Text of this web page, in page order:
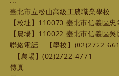
臺北市立松山高級工農職業學校
【校址】110070 臺北市信義區
【農場】110022 臺北市信義區
聯絡電話
【學校】(02)2722-
【農場】(02)2722-4771
傳真